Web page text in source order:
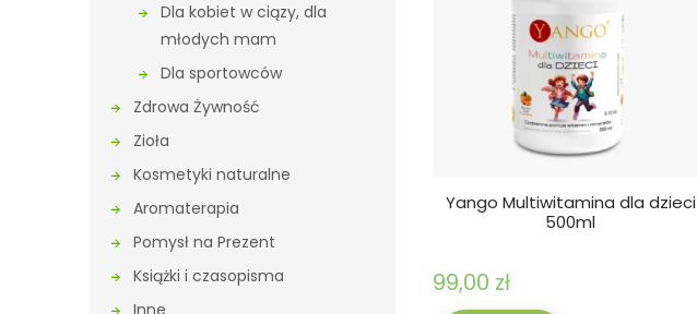
Dla kobiet w ciązy, dla
młodych mam
Dla sportowców
Zdrowa Żywność
Zioła
Kosmetyki naturalne
Aromaterapia
Pomysł na Prezent
Książki i czasopisma
Yango Multiwitamina dla dzieci
500ml
99,00 zł